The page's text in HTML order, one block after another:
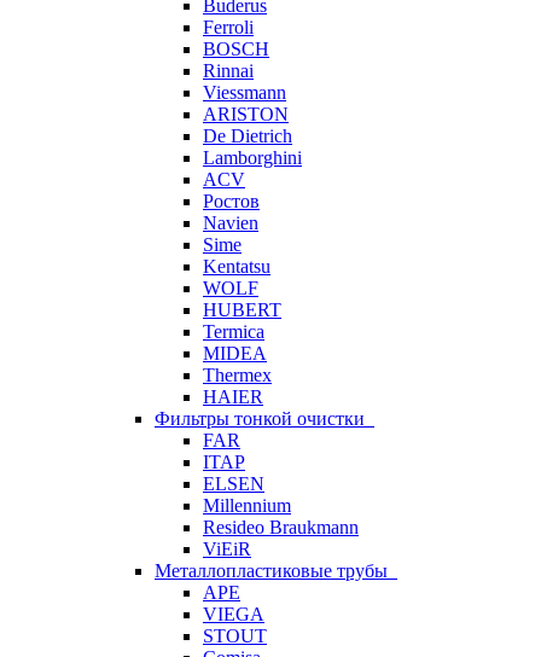
Buderus
Ferroli
BOSCH
Rinnai
Viessmann
ARISTON
De Dietrich
Lamborghini
ACV
Ростов
Navien
Sime
Kentatsu
WOLF
HUBERT
Termica
MIDEA
Thermex
HAIER
Фильтры тонкой очистки
FAR
ITAP
ELSEN
Millennium
Resideo Braukmann
ViEiR
Металлопластиковые трубы
APE
VIEGA
STOUT